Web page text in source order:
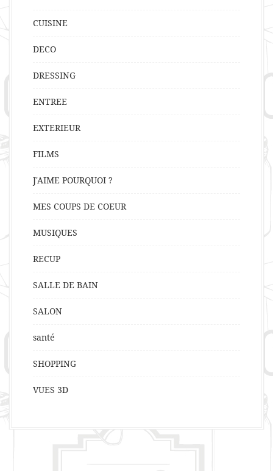
CUISINE
DECO
DRESSING
ENTREE
EXTERIEUR
FILMS
J'AIME POURQUOI ?
MES COUPS DE COEUR
MUSIQUES
RECUP
SALLE DE BAIN
SALON
santé
SHOPPING
VUES 3D